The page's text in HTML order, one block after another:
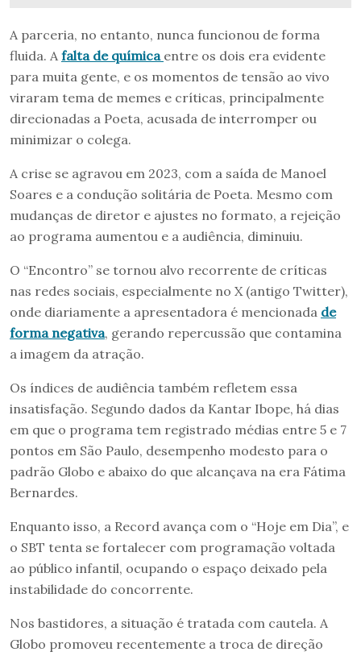
A parceria, no entanto, nunca funcionou de forma
fluida. A falta de química entre os dois era evidente
para muita gente, e os momentos de tensão ao vivo
viraram tema de memes e críticas, principalmente
direcionadas a Poeta, acusada de interromper ou
minimizar o colega.
A crise se agravou em 2023, com a saída de Manoel
Soares e a condução solitária de Poeta. Mesmo com
mudanças de diretor e ajustes no formato, a rejeição
ao programa aumentou e a audiência, diminuiu.
O “Encontro” se tornou alvo recorrente de críticas
nas redes sociais, especialmente no X (antigo Twitter),
onde diariamente a apresentadora é mencionada de
forma negativa, gerando repercussão que contamina
a imagem da atração.
Os índices de audiência também refletem essa
insatisfação. Segundo dados da Kantar Ibope, há dias
em que o programa tem registrado médias entre 5 e 7
pontos em São Paulo, desempenho modesto para o
padrão Globo e abaixo do que alcançava na era Fátima
Bernardes.
Enquanto isso, a Record avança com o “Hoje em Dia”, e
o SBT tenta se fortalecer com programação voltada
ao público infantil, ocupando o espaço deixado pela
instabilidade do concorrente.
Nos bastidores, a situação é tratada com cautela. A
Globo promoveu recentemente a troca de direção